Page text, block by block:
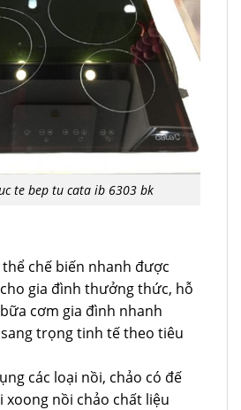
te bep tu cata ib 6303 bk
thể chế biến nhanh được
gia đình thưởng thức, hỗ
cơm gia đình nhanh
trọng tinh tế theo tiêu
các loại nồi, chảo có đế
xoong nồi chảo chất liệu